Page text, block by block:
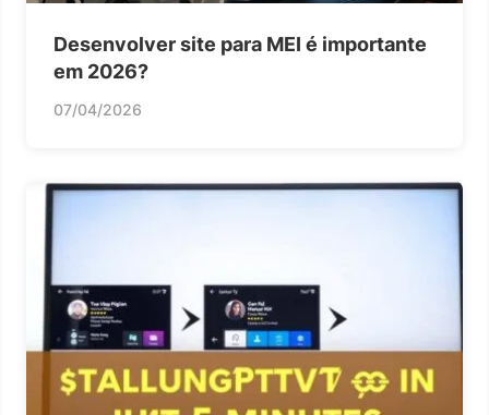
Desenvolver site para MEI é importante
em 2026?
07/04/2026